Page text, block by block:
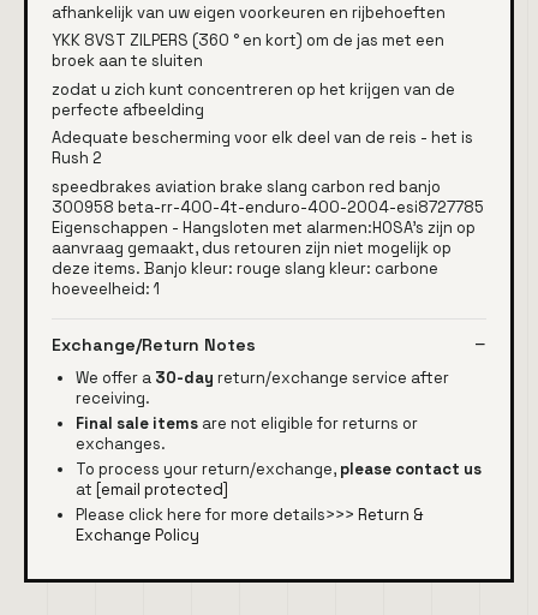
afhankelijk van uw eigen voorkeuren en rijbehoeften
YKK 8VST ZILPERS (360 ° en kort) om de jas met een
broek aan te sluiten
zodat u zich kunt concentreren op het krijgen van de
perfecte afbeelding
Adequate bescherming voor elk deel van de reis - het is
Rush 2
speedbrakes aviation brake slang carbon red banjo
300958 beta-rr-400-4t-enduro-400-2004-esi8727785
Eigenschappen - Hangsloten met alarmen:HOSA's zijn op
aanvraag gemaakt, dus retouren zijn niet mogelijk op
deze items. Banjo kleur: rouge slang kleur: carbone
hoeveelheid: 1
Exchange/Return Notes
We offer a 30-day return/exchange service after
receiving.
Final sale items are not eligible for returns or
exchanges.
To process your return/exchange, please contact us
at [email protected]
Please click here for more details>>> Return &
Exchange Policy